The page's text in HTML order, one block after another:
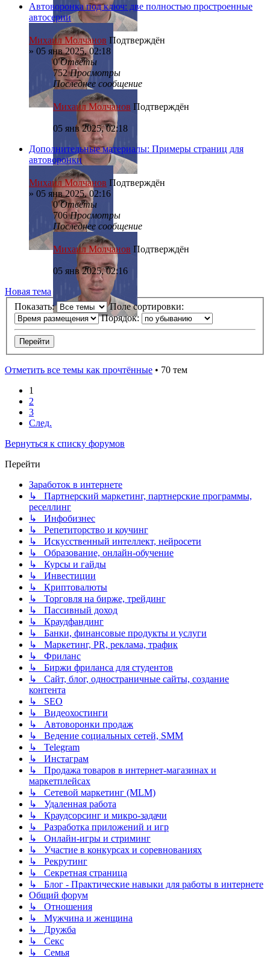
Автоворонка под ключ: две полностью простроенные
автосерии
Михаил Молчанов Подтверждён
» 05 янв 2025, 02:18
0Ответы
752Просмотры
Последнее сообщение
Михаил Молчанов Подтверждён
05 янв 2025, 02:18
Дополнительные материалы: Примеры страниц для
автоворонки
Михаил Молчанов Подтверждён
» 05 янв 2025, 02:16
0Ответы
706Просмотры
Последнее сообщение
Михаил Молчанов Подтверждён
05 янв 2025, 02:16
Новая тема
Показать:
Поле сортировки:
Порядок:
Отметить все темы как прочтённые • 70 тем
1
2
3
След.
Вернуться к списку форумов
Перейти
Заработок в интернете
↳ Партнерский маркетинг, партнерские программы,
реселлинг
↳ Инфобизнес
↳ Репетиторство и коучинг
↳ Искусственный интеллект, нейросети
↳ Образование, онлайн-обучение
↳ Курсы и гайды
↳ Инвестиции
↳ Криптовалюты
↳ Торговля на бирже, трейдинг
↳ Пассивный доход
↳ Краудфандинг
↳ Банки, финансовые продукты и услуги
↳ Маркетинг, PR, реклама, трафик
↳ Фриланс
↳ Биржи фриланса для студентов
↳ Сайт, блог, одностраничные сайты, создание
контента
↳ SEO
↳ Видеохостинги
↳ Автоворонки продаж
↳ Ведение социальных сетей, SMM
↳ Telegram
↳ Инстаграм
↳ Продажа товаров в интернет-магазинах и
маркетплейсах
↳ Сетевой маркетинг (MLM)
↳ Удаленная работа
↳ Краудсорсинг и микро-задачи
↳ Разработка приложений и игр
↳ Онлайн-игры и стриминг
↳ Участие в конкурсах и соревнованиях
↳ Рекрутинг
↳ Секретная страница
↳ Блог - Практические навыки для работы в интернете
Общий форум
↳ Отношения
↳ Мужчина и женщина
↳ Дружба
↳ Секс
↳ Семья